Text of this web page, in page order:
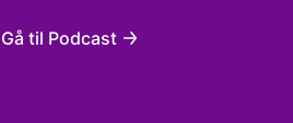
spørger ind til alt det, der bliver
Gå til Podcast